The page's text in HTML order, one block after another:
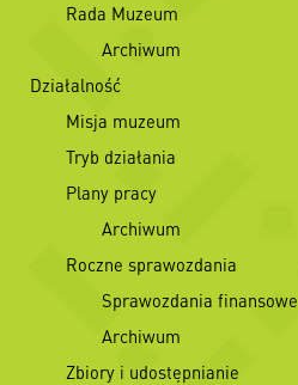
Rada Muzeum
Archiwum
Działalność
Misja muzeum
Tryb działania
Plany pracy
Archiwum
Roczne sprawozdania
Sprawozdania finansowe
Archiwum
Zbiory i udostępnianie